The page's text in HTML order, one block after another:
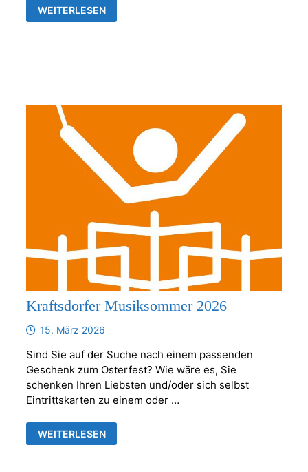
KOMM
INS
WEITERLESEN
Kraftsdorfer Musiksommer 2026
15. März 2026
Sind Sie auf der Suche nach einem passenden
Geschenk zum Osterfest? Wie wäre es, Sie
schenken Ihren Liebsten und/oder sich selbst
Eintrittskarten zu einem oder …
KRAFTSDORFER
MUSIKSOMMER
WEITERLESEN